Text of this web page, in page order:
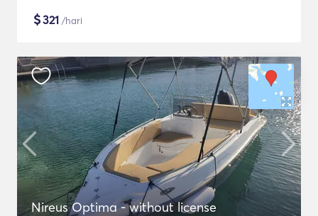
$321 /hari
Nireus Optima - without license